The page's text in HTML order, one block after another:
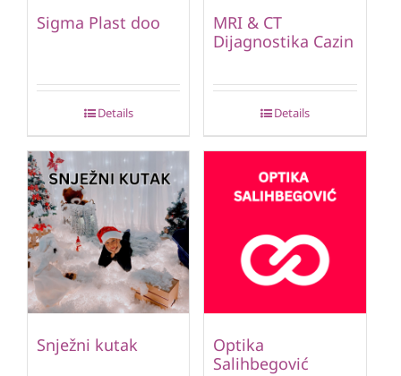
Sigma Plast doo
Details
MRI & CT
Dijagnostika Cazin
Details
Snježni kutak
Optika
Salihbegović